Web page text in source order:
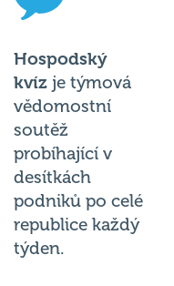
Hospodský
kvíz je týmová
vědomostní
soutěž
probíhající v
desítkách
podniků po celé
republice každý
týden.